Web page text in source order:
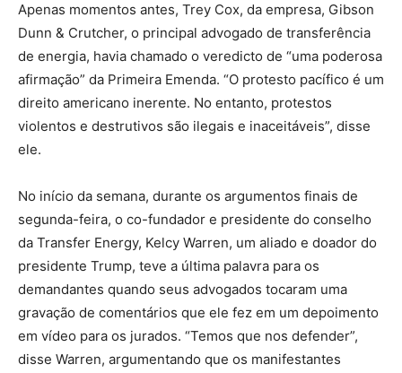
Apenas momentos antes, Trey Cox, da empresa, Gibson
Dunn & Crutcher, o principal advogado de transferência
de energia, havia chamado o veredicto de “uma poderosa
afirmação” da Primeira Emenda. “O protesto pacífico é um
direito americano inerente. No entanto, protestos
violentos e destrutivos são ilegais e inaceitáveis”, disse
ele.
No início da semana, durante os argumentos finais de
segunda-feira, o co-fundador e presidente do conselho
da Transfer Energy, Kelcy Warren, um aliado e doador do
presidente Trump, teve a última palavra para os
demandantes quando seus advogados tocaram uma
gravação de comentários que ele fez em um depoimento
em vídeo para os jurados. “Temos que nos defender”,
disse Warren, argumentando que os manifestantes